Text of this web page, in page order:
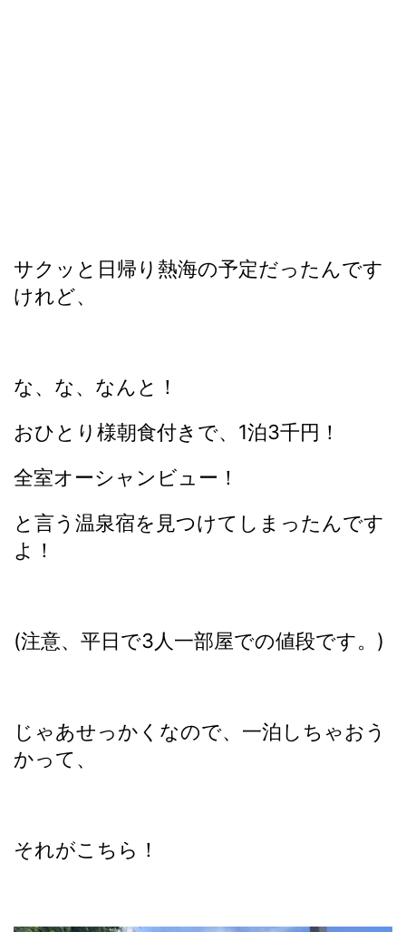
サクッと日帰り熱海の予定だったんです
けれど、
な、な、なんと！
おひとり様朝食付きで、1泊3千円！
全室オーシャンビュー！
と言う温泉宿を見つけてしまったんです
よ！
(注意、平日で3人一部屋での値段です。)
じゃあせっかくなので、一泊しちゃおう
かって、
それがこちら！